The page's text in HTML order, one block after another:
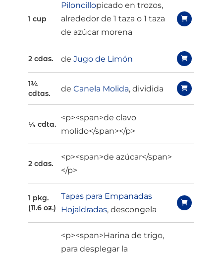
1 cup
Piloncillopicado en trozos,
alrededor de 1 taza o 1 taza
de azúcar morena
2 cdas. de Jugo de Limón
1¼
cdtas.
de Canela Molida, dividida
¼ cdta.
<p><span>de clavo
molido</span></p>
2 cdas.
<p><span>de azúcar</span>
</p>
1 pkg.
(11.6 oz.)
Tapas para Empanadas
Hojaldradas, descongela
<p><span>Harina de trigo,
para desplegar la